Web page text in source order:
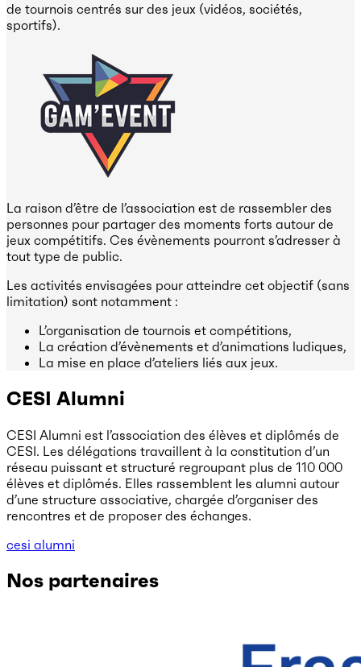
de tournois centrés sur des jeux (vidéos, sociétés,
sportifs).
La raison d’être de l’association est de rassembler des
personnes pour partager des moments forts autour de
jeux compétitifs. Ces évènements pourront s’adresser à
tout type de public.
Les activités envisagées pour atteindre cet objectif (sans
limitation) sont notamment :
L’organisation de tournois et compétitions,
La création d’évènements et d’animations ludiques,
La mise en place d’ateliers liés aux jeux.
CESI Alumni
CESI Alumni est l’association des élèves et diplômés de
CESI. Les délégations travaillent à la constitution d’un
réseau puissant et structuré regroupant plus de 110 000
élèves et diplômés. Elles rassemblent les alumni autour
d’une structure associative, chargée d’organiser des
rencontres et de proposer des échanges.
cesi alumni
Nos partenaires